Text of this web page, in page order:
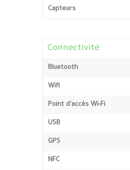
Capteurs
Connectivité
Bluetooth
Wifi
Point d'accès Wi-Fi
USB
GPS
NFC